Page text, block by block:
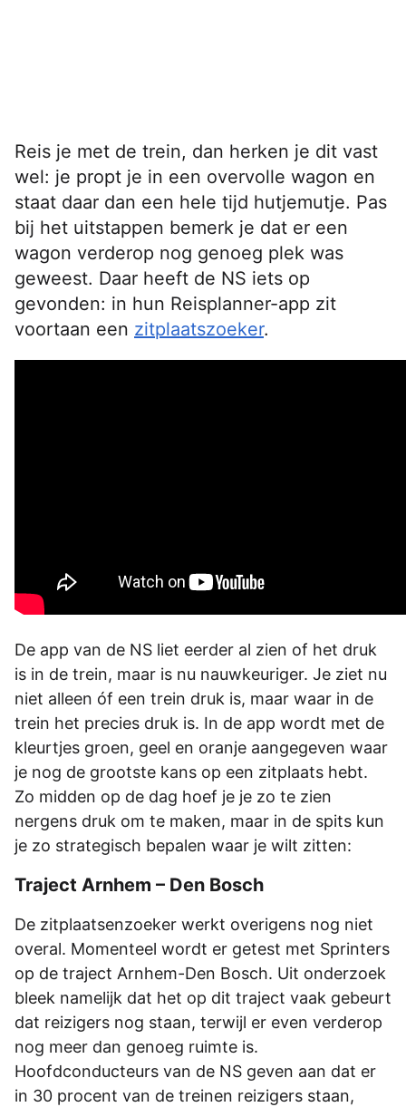
Reis je met de trein, dan herken je dit vast
wel: je propt je in een overvolle wagon en
staat daar dan een hele tijd hutjemutje. Pas
bij het uitstappen bemerk je dat er een
wagon verderop nog genoeg plek was
geweest. Daar heeft de NS iets op
gevonden: in hun Reisplanner-app zit
voortaan een zitplaatszoeker.
De app van de NS liet eerder al zien of het druk
is in de trein, maar is nu nauwkeuriger. Je ziet nu
niet alleen óf een trein druk is, maar waar in de
trein het precies druk is. In de app wordt met de
kleurtjes groen, geel en oranje aangegeven waar
je nog de grootste kans op een zitplaats hebt.
Zo midden op de dag hoef je je zo te zien
nergens druk om te maken, maar in de spits kun
je zo strategisch bepalen waar je wilt zitten:
Traject Arnhem – Den Bosch
De zitplaatsenzoeker werkt overigens nog niet
overal. Momenteel wordt er getest met Sprinters
op de traject Arnhem-Den Bosch. Uit onderzoek
bleek namelijk dat het op dit traject vaak gebeurt
dat reizigers nog staan, terwijl er even verderop
nog meer dan genoeg ruimte is.
Hoofdconducteurs van de NS geven aan dat er
in 30 procent van de treinen reizigers staan,